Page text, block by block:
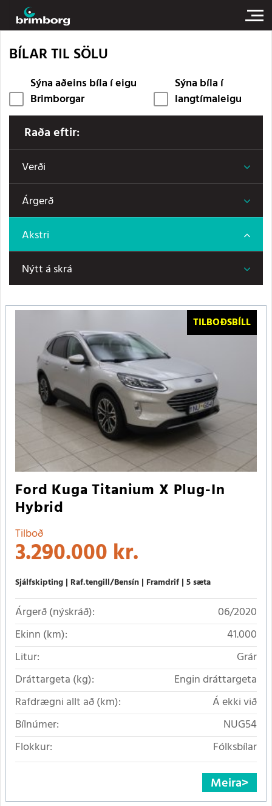
BÍLAR TIL SÖLU
Sýna aðeins bíla í eigu
Brimborgar
Sýna bíla í
langtímaleigu
Raða eftir:
Verði
Árgerð
Akstri
Nýtt á skrá
TILBOÐSBÍLL
Ford Kuga Titanium X Plug-In
Hybrid
Tilboð
3.290.000 kr.
Sjálfskipting Raf.tengill/Bensín Framdrif 5 sæta
Árgerð (nýskráð):
06/2020
Ekinn (km):
41.000
Litur:
Grár
Dráttargeta (kg):
Engin dráttargeta
Rafdrægni allt að (km):
Á ekki við
Bílnúmer:
NUG54
Flokkur:
Fólksbílar
Meira